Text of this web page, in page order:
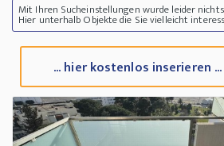
Mit Ihren Sucheinstellungen wurde leider
Hier unterhalb Objekte die Sie vielleicht
... hier kostenlos inserieren ...